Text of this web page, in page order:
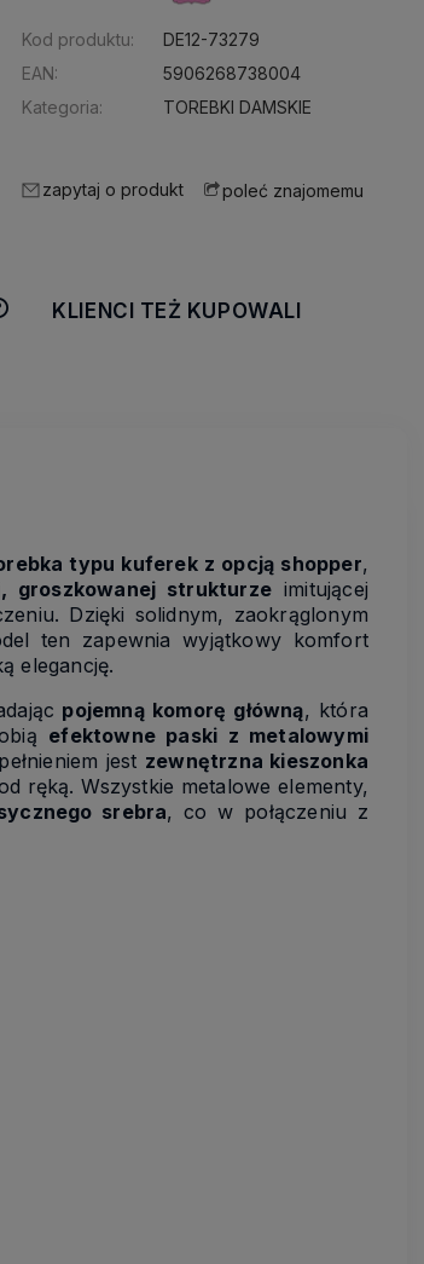
Kod produktu:
DE12-73279
EAN:
5906268738004
Kategoria:
TOREBKI DAMSKIE
zapytaj o produkt poleć znajomemu
KLIENCI TEŻ KUPOWALI
typu kuferek z opcją shopper,
groszkowanej strukturze imitującej
Dzięki solidnym, zaokrąglonym
ten zapewnia wyjątkowy komfort
elegancję.
pojemną komorę główną, która
efektowne paski z metalowymi
jest zewnętrzna kieszonka
ręką. Wszystkie metalowe elementy,
srebra, co w połączeniu z